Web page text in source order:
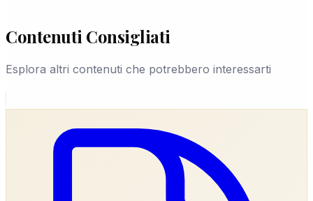
Contenuti Consigliati
Esplora altri contenuti che potrebbero interessarti